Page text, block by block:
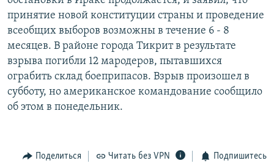
принятие новой конституции страны и проведение
всеобщих выборов возможны в течение 6 - 8
месяцев. В районе города Тикрит в результате
взрыва погибли 12 мародеров, пытавшихся
ограбить склад боеприпасов. Взрыв произошел в
субботу, но американское командование сообщило
об этом в понедельник.
Поделиться Читать без VPN Подпишитесь